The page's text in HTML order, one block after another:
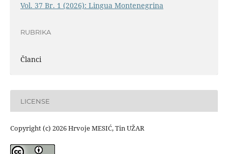
Vol. 37 Br. 1 (2026): Lingua Montenegrina
RUBRIKA
Članci
LICENSE
Copyright (c) 2026 Hrvoje MESIĆ, Tin UŽAR